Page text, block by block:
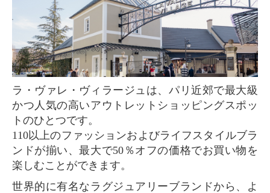
ラ・ヴァレ・ヴィラージュは、パリ近郊で最大級
かつ人気の高いアウトレットショッピングスポッ
トのひとつです。
110以上のファッションおよびライフスタイルブラ
ンドが揃い、最大で50％オフの価格でお買い物を
楽しむことができます。
世界的に有名なラグジュアリーブランドから、よ